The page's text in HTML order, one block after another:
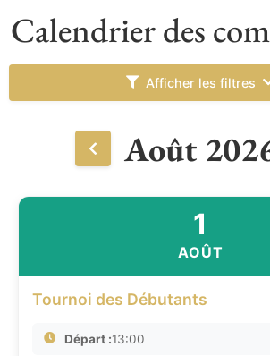
Calendrier des
Afficher les filtres
Août
1
AOÛT
Tournoi des Débutants
Départ :13:00